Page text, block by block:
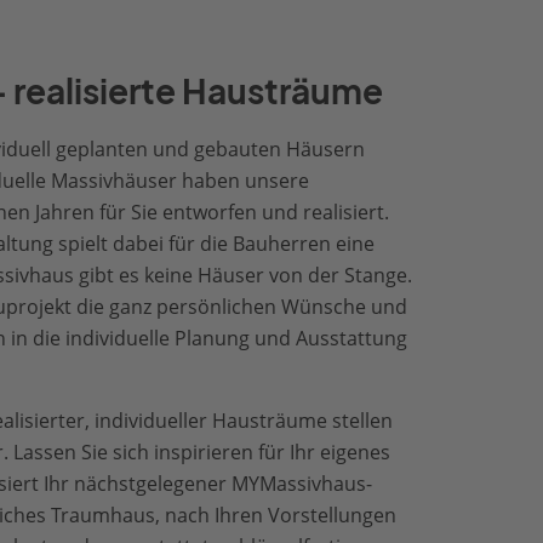
realisierte Hausträume
geplanten und gebauten Häusern
Massivhäuser haben unsere
Jahren für Sie entworfen und realisiert.
spielt dabei für die Bauherren eine
gibt es keine Häuser von der Stange.
die ganz persönlichen Wünsche und
die individuelle Planung und Ausstattung
individueller Hausträume stellen
Lassen Sie sich inspirieren für Ihr eigenes
Ihr nächstgelegener MYMassivhaus-
Traumhaus, nach Ihren Vorstellungen